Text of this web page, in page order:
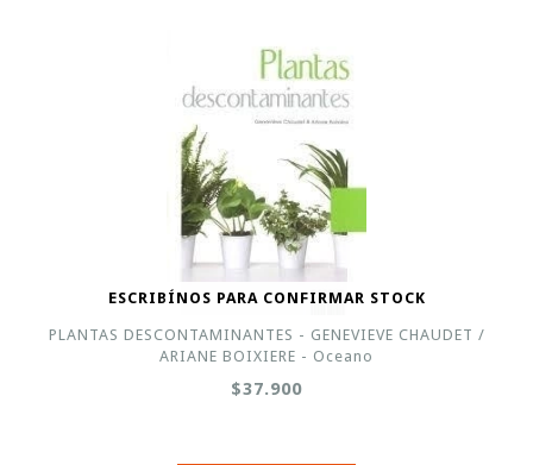
ESCRIBÍNOS PARA CONFIRMAR STOCK
PLANTAS DESCONTAMINANTES - GENEVIEVE CHAUDET /
ARIANE BOIXIERE - Oceano
$37.900